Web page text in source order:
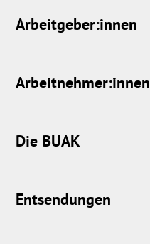
Arbeitgeber:innen
Arbeitnehmer:innen
Die BUAK
Entsendungen